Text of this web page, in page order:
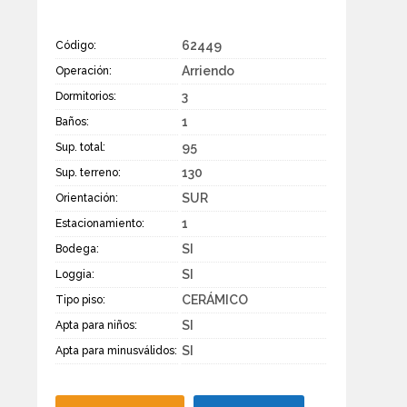
Código: 62449
Operación: Arriendo
Dormitorios: 3
Baños: 1
Sup. total: 95
Sup. terreno: 130
Orientación: SUR
Estacionamiento: 1
Bodega: SI
Loggia: SI
Tipo piso: CERÁMICO
Apta para niños: SI
Apta para minusválidos: SI